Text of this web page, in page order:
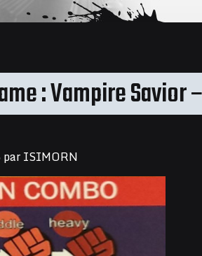
: Vampire Savior
parISIMORN